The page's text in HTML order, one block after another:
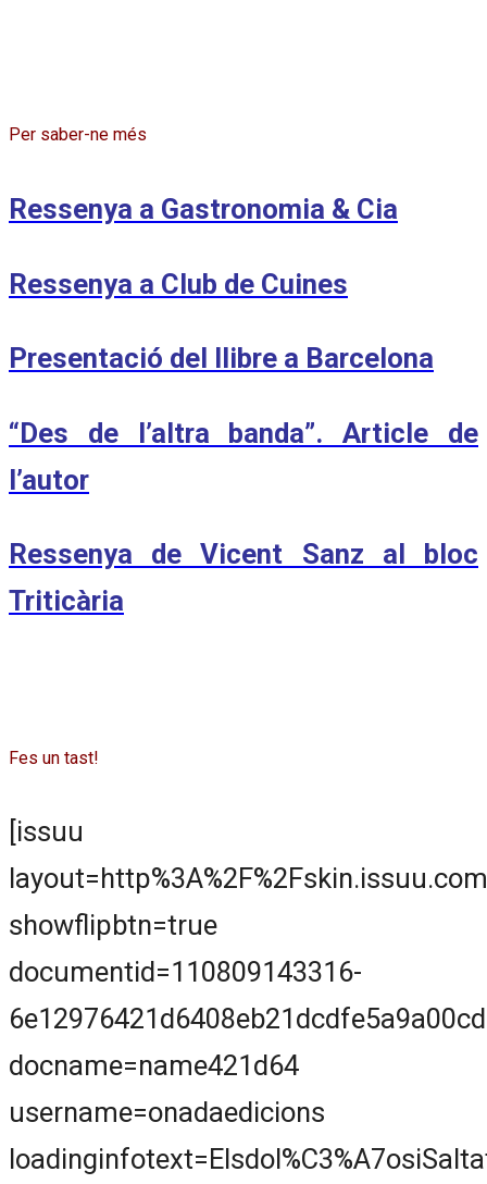
Per saber-ne més
Ressenya a Gastronomia & Cia
Ressenya a Club de Cuines
Presentació del llibre a Barcelona
“Des de l’altra banda”. Article de
l’autor
Ressenya de Vicent Sanz al bloc
Triticària
Fes un tast!
[issuu
showflipbtn=true
documentid=110809143316-
6e12976421d6408eb21dcdfe5a9a00cd
docname=name421d64
username=onadaedicions